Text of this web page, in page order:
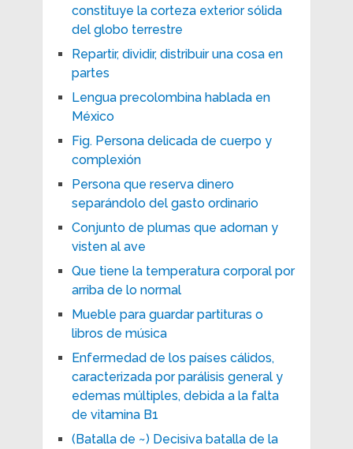
constituye la corteza exterior sólida
del globo terrestre
Repartir, dividir, distribuir una cosa en
partes
Lengua precolombina hablada en
México
Fig. Persona delicada de cuerpo y
complexión
Persona que reserva dinero
separándolo del gasto ordinario
Conjunto de plumas que adornan y
visten al ave
Que tiene la temperatura corporal por
arriba de lo normal
Mueble para guardar partituras o
libros de música
Enfermedad de los países cálidos,
caracterizada por parálisis general y
edemas múltiples, debida a la falta
de vitamina B1
(Batalla de ~) Decisiva batalla de la